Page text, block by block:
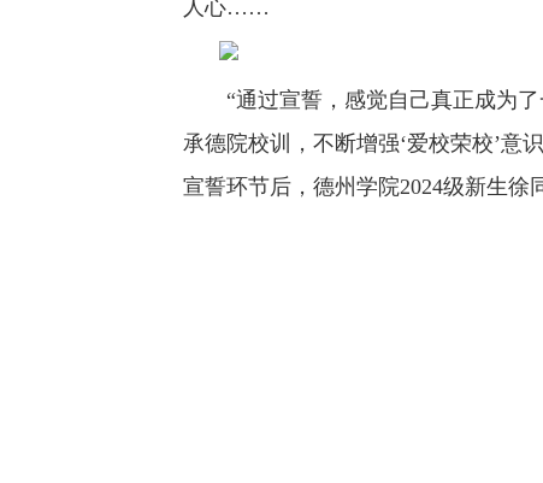
人心……
“通过宣誓，感觉自己真正成为了
承德院校训，不断增强‘爱校荣校’意
宣誓环节后，德州学院2024级新生徐